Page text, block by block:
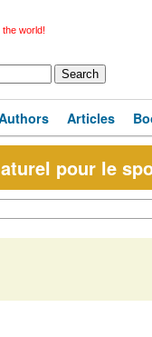
world!
Articles
pour le